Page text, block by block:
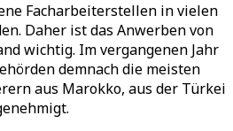
Facharbeiterstellen in vielen
Daher ist das Anwerben von
wichtig. Im vergangenen Jahr
demnach die meisten
aus Marokko, aus der Türkei